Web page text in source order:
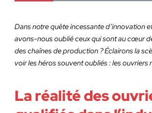
Dans notre quête incessante d’innovation
avons-nous oublié ceux qui sont au cœur
des chaînes de production ? Éclairons la
voir les héros souvent oubliés : les ouvriers
La réalité des